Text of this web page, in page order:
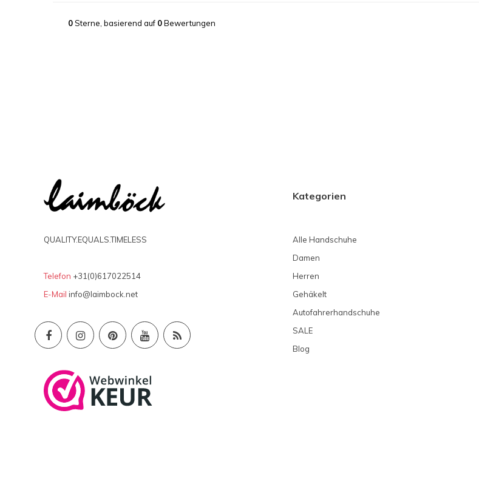
0Sterne, basierend auf 0Bewertungen
QUALITY.EQUALS.TIMELESS
Telefon +31(0)617022514
E-Mail info@laimbock.net
Kategorien
Alle Handschuhe
Damen
Herren
Gehäkelt
Autofahrerhandschuhe
SALE
Blog